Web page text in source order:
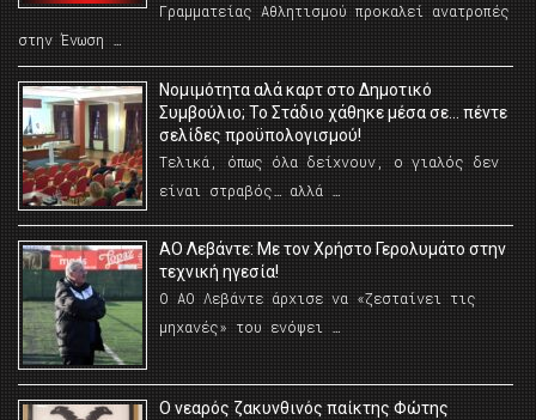
Γραμματείας Αθλητισμού προκαλεί ανατροπές
στην Ένωση …
Νομιμότητα αλά καρτ στο Δημοτικό
Συμβούλιο; Το Στάδιο χάθηκε μέσα σε… πέντε
σελίδες προϋπολογισμού!
Τελικά, όπως όλα δείχνουν, ο γιαλός δεν
είναι στραβός… αλλά …
ΑΟ Λεβάντε: Με τον Χρήστο Γερολυμάτο στην
τεχνική ηγεσία!
Ο ΑΟ Λεβάντε άρχισε να «ζεσταίνει τις
μηχανές» του ενόψει …
O νεαρός ζακυνθινός παίκτης Φώτης